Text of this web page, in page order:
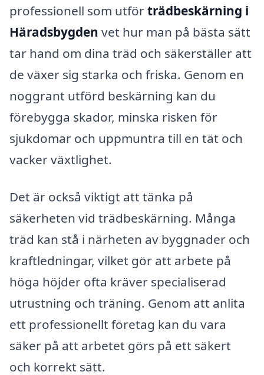
professionell som utförträdbeskärning i
Häradsbygden vet hur man på bästa sätt
tar hand om dina träd och säkerställer att
de växer sig starka och friska. Genom en
noggrant utförd beskärning kan du
förebygga skador, minska risken för
sjukdomar och uppmuntra till en tät och
vacker växtlighet.
Det är också viktigt att tänka på
säkerheten vid trädbeskärning. Många
träd kan stå i närheten av byggnader och
kraftledningar, vilket gör att arbete på
höga höjder ofta kräver specialiserad
utrustning och träning. Genom att anlita
ett professionellt företag kan du vara
säker på att arbetet görs på ett säkert
och korrekt sätt.